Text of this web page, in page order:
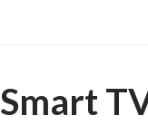
Smart